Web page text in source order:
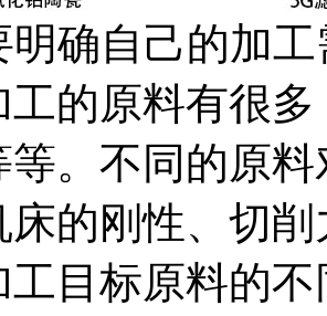
确自己的加工
工的原料有很
等。不同的原
床的刚性、切
工目标原料的